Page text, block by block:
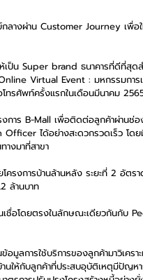
างผ่าน Customer Journey เพื่อ
ป็น Super brand ธนาคารที่ดีที่สุด
Virtual Event : มหกรรมกา
ทรศัพท์ครั้งแรกในเดือนมีนาคม
การ B-Mall เพื่อติดต่อลูกค้าผ่านช่
ได้อย่างสะดวกรวดเร็ว โด
างมาที่สาขา
รงการบ้านล้านหลัง ระยะที่ 2 อัตร
ล้านบาท
ชื่อโดยตรงในลักษณะเดียวกันกับ
มูลการใช้บริการของลูกค้ามาวิเค
ให้กับลูกค้าที่ประสบอุบัติเหตุมีปัญห